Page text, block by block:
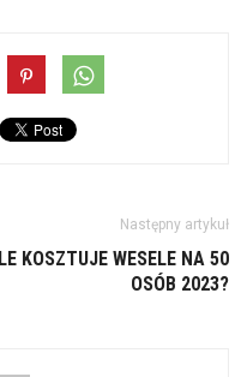
Następny artykuł
ILE KOSZTUJE WESELE NA 50
OSÓB 2023?